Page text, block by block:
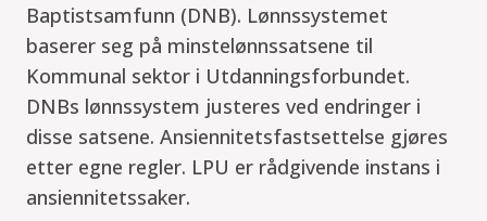
Baptistsamfunn (DNB). Lønnssystemet
baserer seg på minstelønnssatsene til
Kommunal sektor i Utdannings­forbundet.
DNBs lønnssystem justeres ved endringer i
disse satsene. Ansiennitetsfastsettelse gjøres
etter egne regler. LPU er rådgivende instans i
ansiennitetssaker.